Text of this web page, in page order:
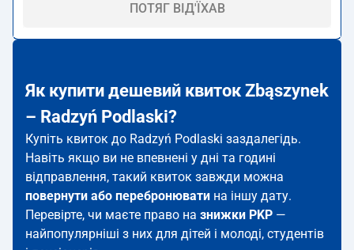
ПОТЯГ ВІД'ЇХАВ
Як купити дешевий квиток Zbąszynek
– Radzyń Podlaski?
Купіть квиток до Radzyń Podlaski заздалегідь.
Навіть якщо ви не впевнені у дні та годині
відправлення, такий квиток завжди можна
повернути або перебронювати на іншу дату.
Перевірте, чи маєте право на знижки PKP —
найпопулярніші з них для дітей і молоді, студентів